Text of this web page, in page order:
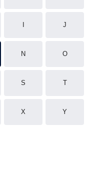
J
N O
S T
X Y